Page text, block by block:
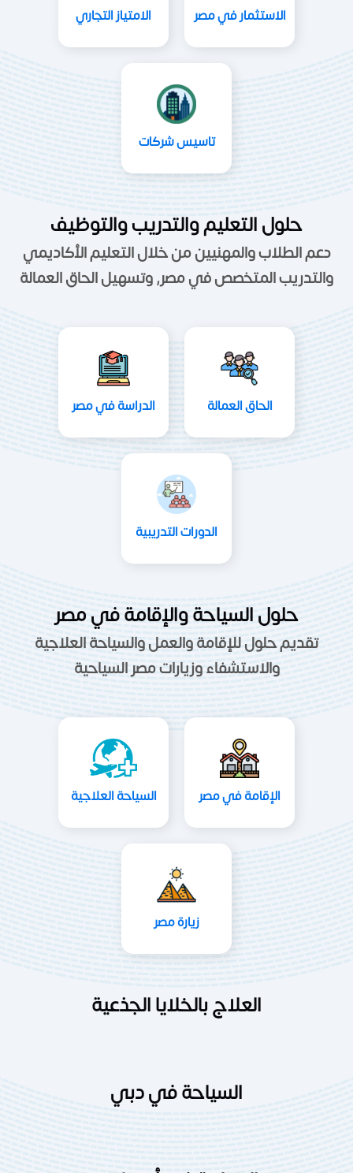
الاستثمار في مصر الامتياز التجاري
تاسيس شركات
حلول التعليم والتدريب والتوظيف
دعم الطلاب والمهنيين من خلال التعليم الأكاديمي
والتدريب المتخصص في مصر, وتسهيل الحاق العمالة
الحاق العمالة الدراسة في مصر
الدورات التدريبية
حلول السياحة والإقامة في مصر
تقديم حلول للإقامة والعمل والسياحة العلاجية
والاستشفاء وزيارات مصر السياحية
الإقامة في مصر السياحة العلاجية
زيارة مصر
العلاج بالخلايا الجذعية
السياحة في دبي